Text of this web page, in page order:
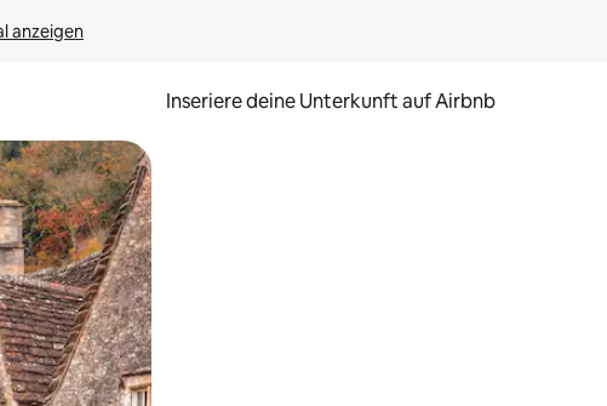
anzeigen
Inseriere deine Unterkunft auf Airbnb